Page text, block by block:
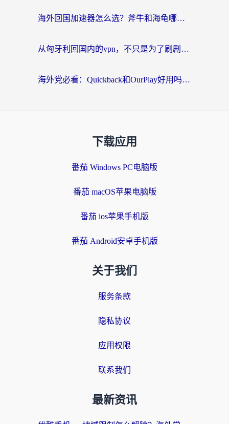
海外回国加速器怎么选？斧牛和海龟哪个好？一篇帮你避开坑的实用指南
从匈牙利回国内的vpn，不只是为了刷剧那么简单
海外党必看：Quickback和OurPlay好用吗？3分钟选对回国加速器，无缝刷剧玩游戏
下载应用
番茄 Windows PC电脑版
番茄 macOS苹果电脑版
番茄 ios苹果手机版
番茄 Android安卓手机版
关于我们
服务条款
隐私协议
应用权限
联系我们
最新资讯